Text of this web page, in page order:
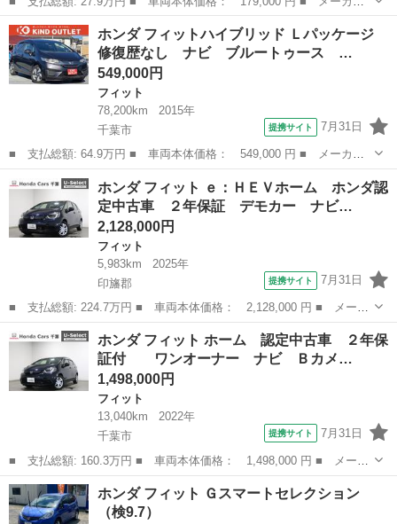
名： ホンダ ■ 車種名： フィット ■ グレード名： Ｇ ユーザ
ー買取車／カロッツェリア製ナビ／ミュージックサーバー／ＥＴＣ車
載器／フルフ...
千葉 千葉市 フィット
ホンダ フィットハイブリッド Ｌパッケージ
修復歴なし ナビ ブルートゥース …
549,000円
フィット
78,200km
2015年
千葉市
提携サイト 7月31日
■ 支払総額: 64.9万円 ■ 車両本体価格： 549,000 円 ■ メーカー
名： ホンダ ■ 車種名： フィットハイブリッド ■ グレード
名： Ｌパッケージ 修復歴なし ナビ ブルートゥース バックカ
メラ スマートキ...
千葉市 フィット
ホンダ フィット ｅ：ＨＥＶホーム ホンダ認
定中古車 ２年保証 デモカー ナビ…
2,128,000円
フィット
5,983km
2025年
印旛郡
提携サイト 7月31日
■ 支払総額: 224.7万円 ■ 車両本体価格： 2,128,000 円 ■ メーカ
ー名： ホンダ ■ 車種名： フィット ■ グレード名： ｅ：ＨＥ
Ｖホーム ホンダ認定中古車 ２年保証 デモカー ナビ バックカ
メラ 衝...
印旛郡 フィット
ホンダ フィット ホーム 認定中古車 ２年保
証付 ワンオーナー ナビ Ｂカメ…
1,498,000円
フィット
13,040km
2022年
千葉市
提携サイト 7月31日
■ 支払総額: 160.3万円 ■ 車両本体価格： 1,498,000 円 ■ メーカ
ー名： ホンダ ■ 車種名： フィット ■ グレード名： ホーム
認定中古車 ２年保証付 ワンオーナー ナビ Ｂカメラ ＥＴ
Ｃ 運転支...
千葉 千葉市 フィット
ホンダ フィット Ｇスマートセレクション
（検9.7）